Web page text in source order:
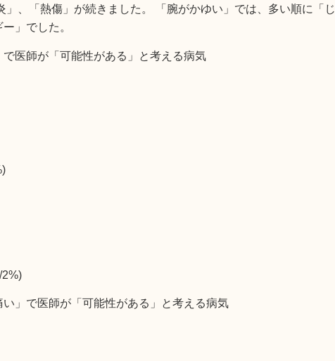
」、「熱傷」が続きました。 「腕がかゆい」では、多い順に「じ
」でした。
医師が「可能性がある」と考える病気
」で医師が「可能性がある」と考える病気